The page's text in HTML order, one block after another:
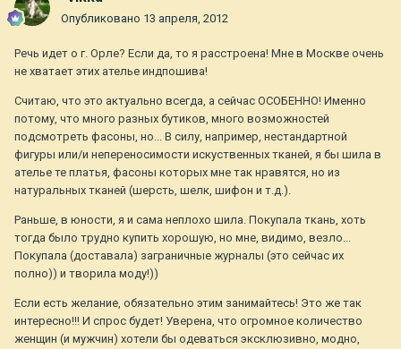
Опубликовано 13 апреля, 2012
Речь идет о г. Орле? Если да, то я расстроена! Мне в Москве очень
не хватает этих ателье индпошива!
Считаю, что это актуально всегда, а сейчас ОСОБЕННО! Именно
потому, что много разных бутиков, много возможностей
подсмотреть фасоны, но... В силу, например, нестандартной
фигуры или/и непереносимости искуственных тканей, я бы шила в
ателье те платья, фасоны которых мне так нравятся, но из
натуральных тканей (шерсть, шелк, шифон и т.д.).
Раньше, в юности, я и сама неплохо шила. Покупала ткань, хоть
тогда было трудно купить хорошую, но мне, видимо, везло...
Покупала (доставала) заграничные журналы (это сейчас их
полно)) и творила моду!))
Если есть желание, обязательно этим занимайтесь! Это же так
интересно!!! И спрос будет! Уверена, что огромное количество
женщин (и мужчин) хотели бы одеваться эксклюзивно, модно,